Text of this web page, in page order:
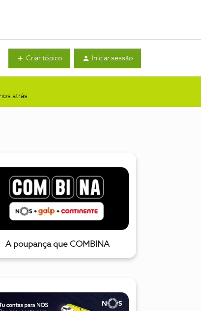
Criar tópico Iniciar sessão
atrás
A poupança que COMBINA